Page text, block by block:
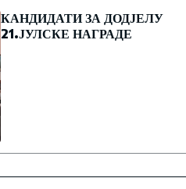
КАНДИДАТИ ЗА ДОДЈЕЛУ
21.ЈУЛСКЕ НАГРАДЕ